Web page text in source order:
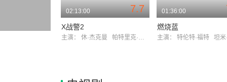
7.7
02:13:00
X战警2
主演： 休·杰克曼 帕特里克·斯图尔特
01:36:00
燃烧蓝
主演： 特伦特·福特 坦米·布